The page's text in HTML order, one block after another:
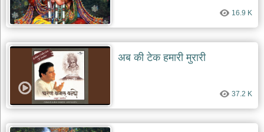
16.9 K
अब की टेक हमारी मुरारी
37.2 K